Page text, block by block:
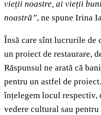
vieții noastre, ai vieții
noastră”, ne spune Irina
Însă care sînt lucrurile de
un proiect de restaurare,
Răspunsul ne arată că
pentru un astfel de
înțelegem locul respectiv,
vedere cultural sau